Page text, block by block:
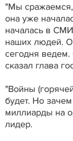
"Мы
она уже
началась в
наших людей.
сегодня ведем.
сказал глава
"Войны
будет. Но
миллиарды на
лидер.